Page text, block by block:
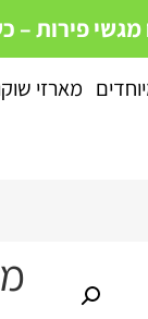
מגשי פירות –
מארזי